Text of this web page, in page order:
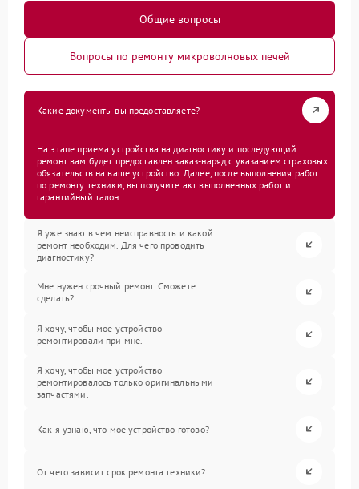
Общие вопросы
Вопросы по ремонту микроволновых печей
Какие документы вы предоставляете?
На этапе приема устройства на диагностику и последующий
ремонт вам будет предоставлен заказ-наряд с указанием страховых
обязательств на ваше устройство. Далее, после выполнения работ
по ремонту техники, вы получите акт выполненных работ и
гарантийный талон.
Я уже знаю в чем неисправность и какой
ремонт необходим. Для чего проводить
диагностику?
Мне нужен срочный ремонт. Сможете
сделать?
Я хочу, чтобы мое устройство
ремонтировали при мне.
Я хочу, чтобы мое устройство
ремонтировалось только оригинальными
запчастями.
Как я узнаю, что мое устройство готово?
От чего зависит срок ремонта техники?